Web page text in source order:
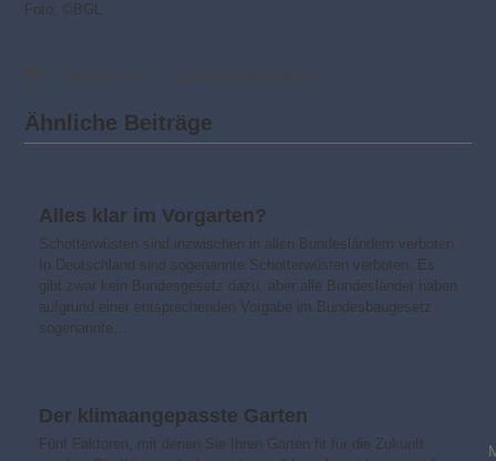
Foto: ©BGL
Ähnliche Beiträge
Alles klar im Vorgarten?
Schotterwüsten sind inzwischen in allen Bundesländern verboten
In Deutschland sind sogenannte Schotterwüsten verboten. Es
gibt zwar kein Bundesgesetz dazu, aber alle Bundesländer haben
aufgrund einer entsprechenden Vorgabe im Bundesbaugesetz
sogenannte…
Der klimaangepasste Garten
Fünf Faktoren, mit denen Sie Ihren Garten fit für die Zukunft